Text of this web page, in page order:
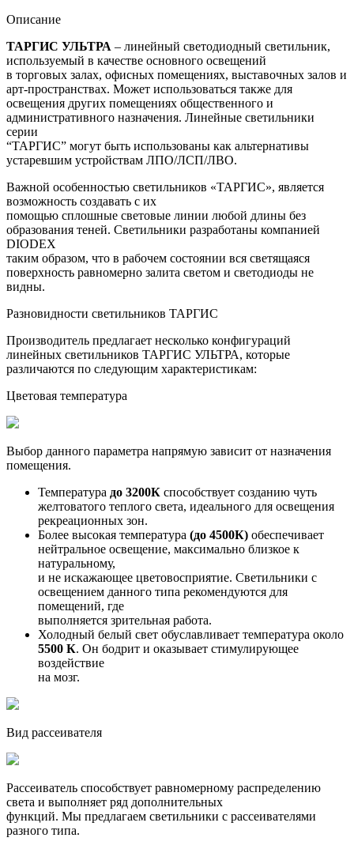
Описание
ТАРГИС УЛЬТРА – линейный светодиодный светильник,
используемый в качестве основного освещений
в торговых залах, офисных помещениях, выставочных залов и
арт-пространствах. Может использоваться также для
освещения других помещениях общественного и
административного назначения. Линейные светильники
серии
“ТАРГИС” могут быть использованы как альтернативы
устаревшим устройствам ЛПО/ЛСП/ЛВО.
Важной особенностью светильников «ТАРГИС», является
возможность создавать с их
помощью сплошные световые линии любой длины без
образования теней. Светильники разработаны компанией
DIODEX
таким образом, что в рабочем состоянии вся светящаяся
поверхность равномерно залита светом и светодиоды не
видны.
Разновидности светильников ТАРГИС
Производитель предлагает несколько конфигураций
линейных светильников ТАРГИС УЛЬТРА, которые
различаются по следующим характеристикам:
Цветовая температура
Выбор данного параметра напрямую зависит от назначения
помещения.
Температура до 3200К способствует созданию чуть
желтоватого теплого света, идеального для освещения
рекреационных зон.
Более высокая температура (до 4500К) обеспечивает
нейтральное освещение, максимально близкое к
натуральному,
и не искажающее цветовосприятие. Светильники с
освещением данного типа рекомендуются для
помещений, где
выполняется зрительная работа.
Холодный белый свет обуславливает температура около
5500 К. Он бодрит и оказывает стимулирующее
воздействие
на мозг.
Вид рассеивателя
Рассеиватель способствует равномерному распределению
света и выполняет ряд дополнительных
функций. Мы предлагаем светильники с рассеивателями
разного типа.